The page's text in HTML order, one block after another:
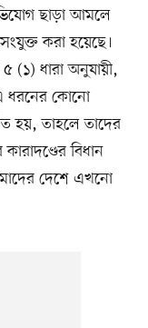
ছাড়া আমলে
করা হয়েছে।
ধারা অনুযায়ী,
ধরনের কোনো
হয়, তাহলে তাদের
বিধান
দেশে এখনো